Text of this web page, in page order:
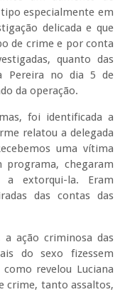
especialmente em
delicada e que
de crime e por conta
quanto das
Pereira no dia 5 de
da operação.
foi identificada a
relatou a delegada
uma vítima
chegaram
a extorqui-la. Eram
das contas das
a ação criminosa das
do sexo fizessem
revelou Luciana
crime, tanto assaltos,